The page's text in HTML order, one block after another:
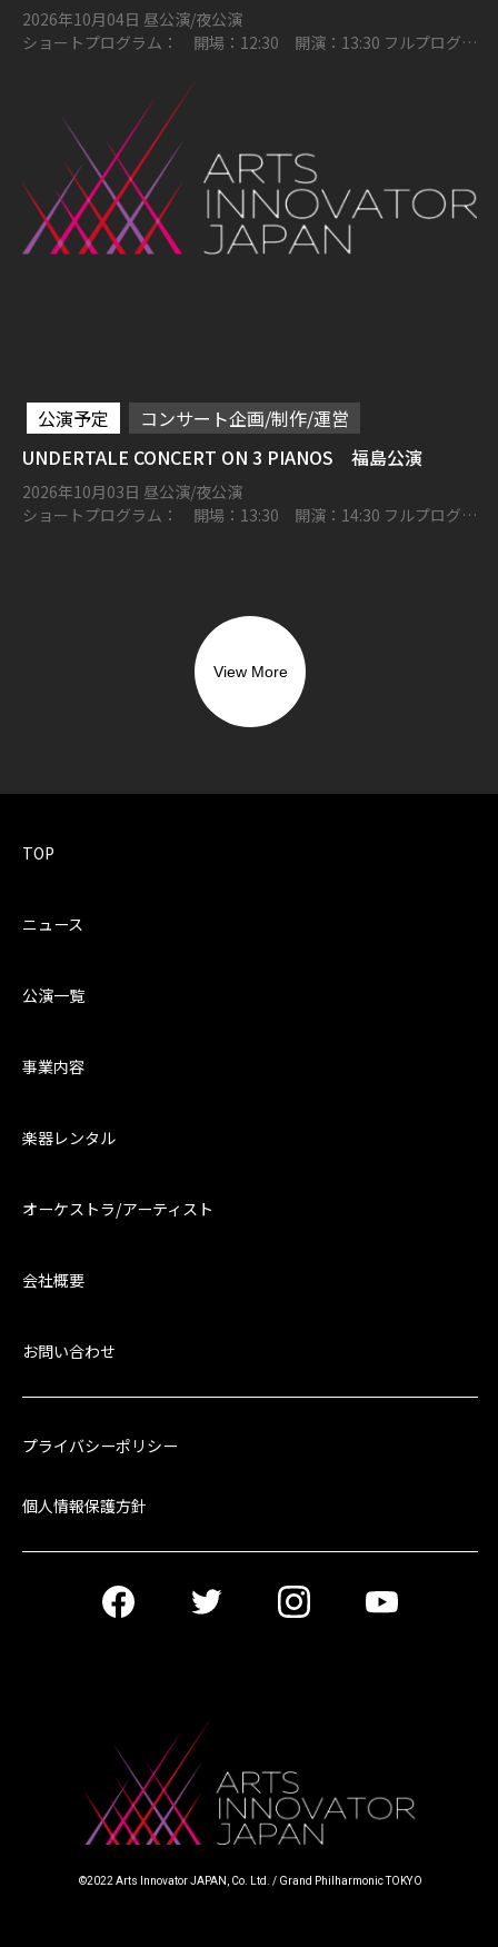
2026年10月04日 昼公演/夜公演
ショートプログラム： 開場：12:30 開演：13:30 フルプログラ
公演予定
コンサート企画/制作/運営
UNDERTALE CONCERT ON 3 PIANOS 福島公演
2026年10月03日 昼公演/夜公演
ショートプログラム： 開場：13:30 開演：14:30 フルプログラ
View More
TOP
ニュース
公演一覧
事業内容
楽器レンタル
オーケストラ/アーティスト
会社概要
お問い合わせ
プライバシーポリシー
個人情報保護方針
©︎2022 Arts Innovator JAPAN, Co. Ltd. / Grand Philharmonic TOKYO